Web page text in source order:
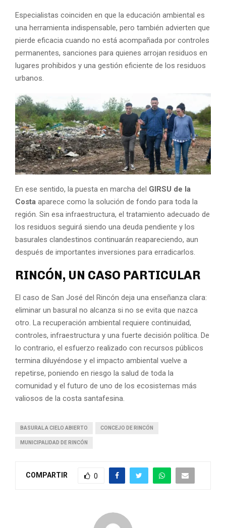
Especialistas coinciden en que la educación ambiental es
una herramienta indispensable, pero también advierten que
pierde eficacia cuando no está acompañada por controles
permanentes, sanciones para quienes arrojan residuos en
lugares prohibidos y una gestión eficiente de los residuos
urbanos.
En ese sentido, la puesta en marcha del GIRSU de la
Costa aparece como la solución de fondo para toda la
región. Sin esa infraestructura, el tratamiento adecuado de
los residuos seguirá siendo una deuda pendiente y los
basurales clandestinos continuarán reapareciendo, aun
después de importantes inversiones para erradicarlos.
RINCÓN, UN CASO PARTICULAR
El caso de San José del Rincón deja una enseñanza clara:
eliminar un basural no alcanza si no se evita que nazca
otro. La recuperación ambiental requiere continuidad,
controles, infraestructura y una fuerte decisión política. De
lo contrario, el esfuerzo realizado con recursos públicos
termina diluyéndose y el impacto ambiental vuelve a
repetirse, poniendo en riesgo la salud de toda la
comunidad y el futuro de uno de los ecosistemas más
valiosos de la costa santafesina.
BASURAL A CIELO ABIERTO CONCEJO DE RINCÓN
MUNICIPALIDAD DE RINCÓN
COMPARTIR 0